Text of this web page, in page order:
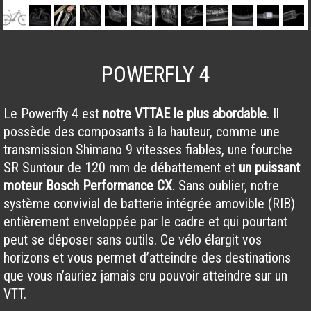
POWERFLY 4
Le Powerfly 4 est notre VTTAE le plus abordable. Il
possède des composants à la hauteur, comme une
transmission Shimano 9 vitesses fiables, une fourche
SR Suntour de 120 mm de débattement et un puissant
moteur Bosch Performance CX. Sans oublier, notre
système convivial de batterie intégrée amovible (RIB)
entièrement enveloppée par le cadre et qui pourtant
peut se déposer sans outils. Ce vélo élargit vos
horizons et vous permet d’atteindre des destinations
que vous n’auriez jamais cru pouvoir atteindre sur un
VTT.